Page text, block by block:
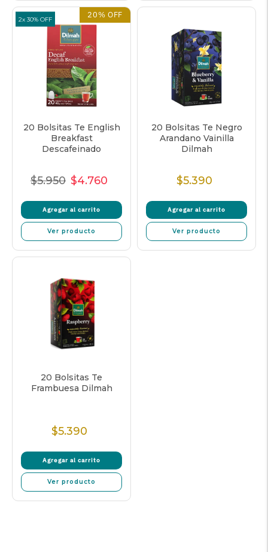
2x 30% OFF 20% OFF
20 Bolsitas Te English
Breakfast
Descafeinado
Precio
$5.950 Precio
venta
$4.760
Agregar al carrito
Ver producto
20 Bolsitas Te Negro
Arandano Vainilla
Dilmah
Precio
$5.390
Agregar al carrito
Ver producto
20 Bolsitas Te
Frambuesa Dilmah
Precio
$5.390
Agregar al carrito
Ver producto